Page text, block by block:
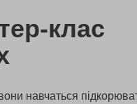
клас
навчаться